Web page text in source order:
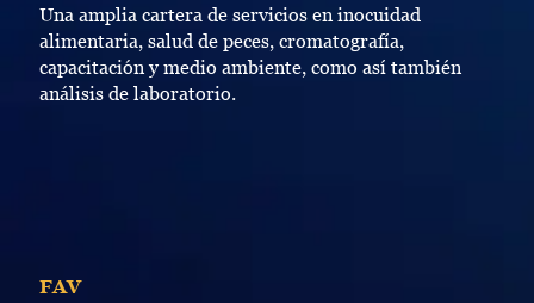
Una amplia cartera de servicios en inocuidad
alimentaria, salud de peces, cromatografía,
capacitación y medio ambiente, como así también
análisis de laboratorio.
FAV